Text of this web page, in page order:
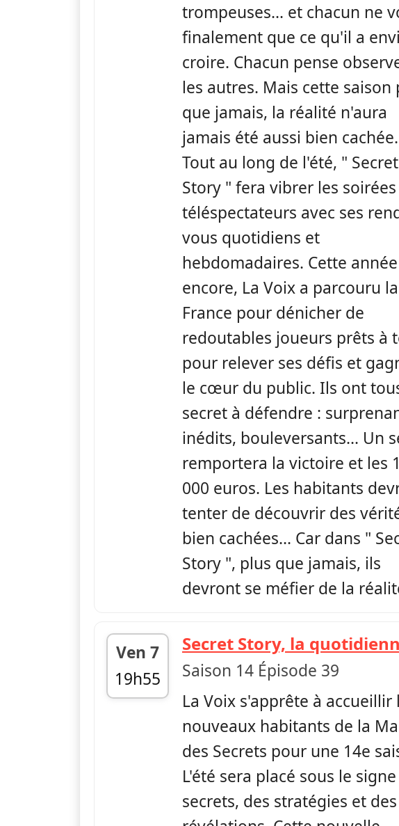
trompeuses... et chacun ne
finalement que ce qu'il a
croire. Chacun pense
les autres. Mais cette saison
que jamais, la réalité n'aura
jamais été aussi bien
Tout au long de l'été, " Secret
Story " fera vibrer les
téléspectateurs avec ses
vous quotidiens et
hebdomadaires. Cette année
encore, La Voix a parcouru la
France pour dénicher de
redoutables joueurs prêts à
pour relever ses défis et
le cœur du public. Ils ont
secret à défendre :
inédits, bouleversants... Un
remportera la victoire et les
000 euros. Les habitants
tenter de découvrir des
bien cachées... Car dans "
Story ", plus que jamais, ils
devront se méfier de la
Ven 7
19h55
fin 21h05
Secret Story, la
Saison 14 Épisode 39
La Voix s'apprête à accueillir
nouveaux habitants de la
des Secrets pour une 14e
L'été sera placé sous le
secrets, des stratégies et des